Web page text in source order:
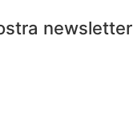
newsletter